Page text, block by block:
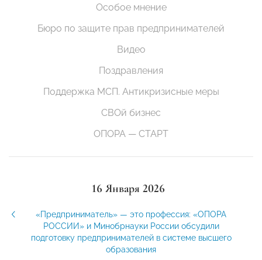
Особое мнение
Бюро по защите прав предпринимателей
Видео
Поздравления
Поддержка МСП. Антикризисные меры
СВОй бизнес
ОПОРА — СТАРТ
16 Января 2026
«Предприниматель» — это профессия: «ОПОРА
РОССИИ» и Минобрнауки России обсудили
подготовку предпринимателей в системе высшего
образования